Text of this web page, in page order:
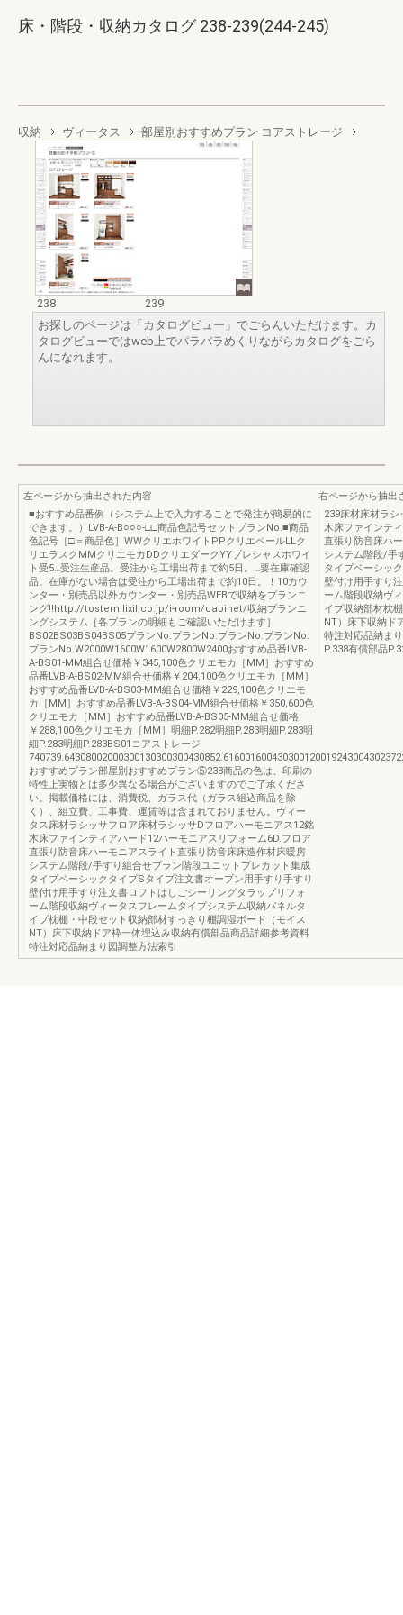
床・階段・収納カタログ 238-239(244-245)
収納 ヴィータス 部屋別おすすめプラン コアストレージ
238
239
お探しのページは「カタログビュー」でごらんいただけます。カ
タログビューではweb上でパラパラめくりながらカタログをごら
んになれます。
左ページから抽出された内容
■おすすめ品番例（システム上で入力することで発注が簡易的に
できます。）LVB-A-B○○○-□□商品色記号セットプランNo.■商品
色記号［□＝商品色］WWクリエホワイトPPクリエペールLLク
リエラスクMMクリエモカDDクリエダークYYプレシャスホワイ
ト受5…受注生産品。受注から工場出荷まで約5日。…要在庫確認
品。在庫がない場合は受注から工場出荷まで約10日。！10カウ
ンター・別売品以外カウンター・別売品WEBで収納をプランニ
ング!!http://tostem.lixil.co.jp/i-room/cabinet/収納プランニ
ングシステム［各プランの明細もご確認いただけます］
BS02BS03BS04BS05プランNo.プランNo.プランNo.プランNo.
プランNo.W2000W1600W1600W2800W2400おすすめ品番LVB-
A-BS01-MM組合せ価格￥345,100色クリエモカ［MM］おすすめ
品番LVB-A-BS02-MM組合せ価格￥204,100色クリエモカ［MM］
おすすめ品番LVB-A-BS03-MM組合せ価格￥229,100色クリエモ
カ［MM］おすすめ品番LVB-A-BS04-MM組合せ価格￥350,600色
クリエモカ［MM］おすすめ品番LVB-A-BS05-MM組合せ価格
￥288,100色クリエモカ［MM］明細P.282明細P.283明細P.283明
細P.283明細P.283BS01コアストレージ
おすすめプラン部屋別おすすめプラン⑤238商品の色は、印刷の
特性上実物とは多少異なる場合がございますのでご了承くださ
い。掲載価格には、消費税、ガラス代（ガラス組込商品を除
く）、組立費、工事費、運賃等は含まれておりません。ヴィー
タス床材ラシッサフロア床材ラシッサDフロアハーモニアス12銘
木床ファインティアハード12ハーモニアスリフォーム6D.フロア
直張り防音床ハーモニアスライト直張り防音床床造作材床暖房
システム階段/手すり組合せプラン階段ユニットプレカット集成
タイプベーシックタイプSタイプ注文書オープン用手すり手すり
壁付け用手すり注文書ロフトはしごシーリングタラップリフォ
ーム階段収納ヴィータスフレームタイプシステム収納パネルタ
イプ枕棚・中段セット収納部材すっきり棚調湿ボード（モイス
NT）床下収納ドア枠一体埋込み収納有償部品商品詳細参考資料
特注対応品納まり図調整方法索引
右ページから抽出
239床材床材ラ
木床ファインテ
直張り防音床ハ
システム階段/手
タイプベーシッ
壁付け用手すり
ーム階段収納ヴ
イプ収納部材枕
NT）床下収納ド
特注対応品納ま
P.338有償部品